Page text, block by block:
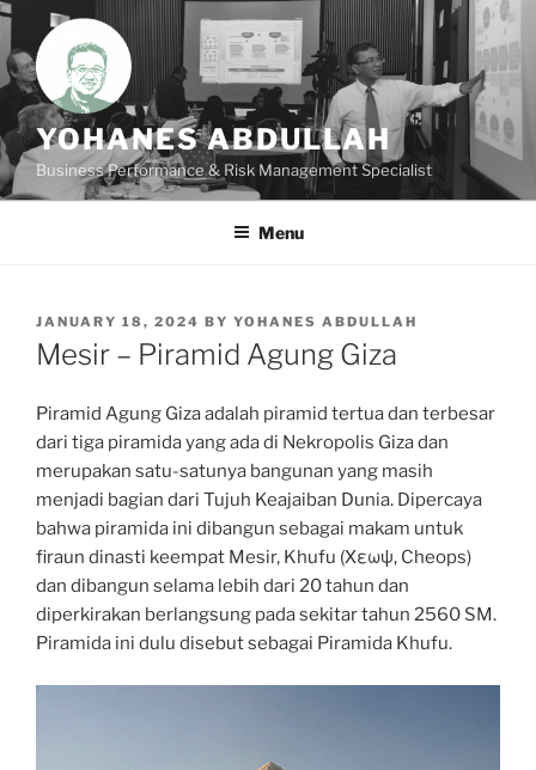
Skip
content
YOHANES ABDULLAH
Business Performance & Risk Management Specialist
Menu
POSTED
ON
JANUARY 18, 2024 BY YOHANES ABDULLAH
Mesir – Piramid Agung Giza
Piramid Agung Giza adalah piramid tertua dan terbesar
dari tiga piramida yang ada di Nekropolis Giza dan
merupakan satu-satunya bangunan yang masih
menjadi bagian dari Tujuh Keajaiban Dunia. Dipercaya
bahwa piramida ini dibangun sebagai makam untuk
firaun dinasti keempat Mesir, Khufu (Χεωψ, Cheops)
dan dibangun selama lebih dari 20 tahun dan
diperkirakan berlangsung pada sekitar tahun 2560 SM.
Piramida ini dulu disebut sebagai Piramida Khufu.